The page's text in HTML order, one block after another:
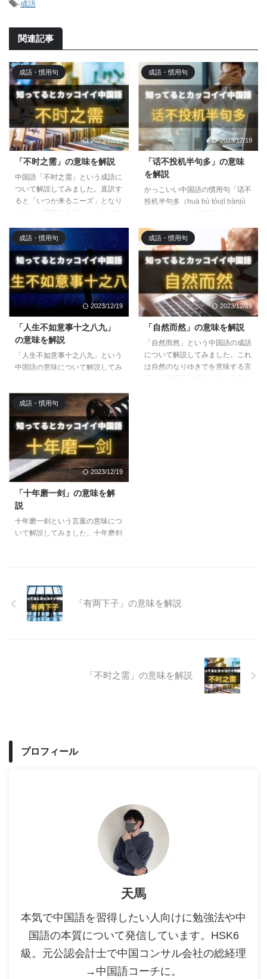
-成語
関連記事
成語・慣用句
2023/12/19
「不时之需」の意味を解説
中国語「不时之需」という成語に
ついて解説してみました。直訳す
ると「いつか来るニーズ」となり
もの時や必要な時に備えると表現
することが多いです。便利なので
覚えておきましょう！
成語・慣用句
2023/12/19
「话不投机半句多」の意味
を解説
かっこいい中国語の慣用句「话不
投机半句多（huà bù tóujī bànjù
えるか知りたい方はチェックして
みてください。
成語・慣用句
2023/12/19
「人生不如意事十之八九」
の意味を解説
「人生不如意事十之八九」という
中国語の意味について解説してみ
い通りにいかない、うまくいかな
い」ことを意味する慣用句で、人
生をポジティブに生き抜くために
も知っておきたい言葉となりま
成語・慣用句
2023/12/19
「自然而然」の意味を解説
「自然而然」という中国語の成語
について解説してみました。これ
は自然のなりゆきでを意味する言
成語・慣用句
2023/12/19
「十年磨一剑」の意味を解
説
十年磨一剑という言葉の意味につ
いて解説してみました。十年磨剑
この言葉の本質を読み解いてみま
しょう。
「有两下子」の意味を解説
「不时之需」の意味を解説
プロフィール
天馬
本気で中国語を習得したい人向けに勉強法や中
国語の本質について発信しています。HSK6
級。元公認会計士で中国コンサル会社の総経理
→中国語コーチに。